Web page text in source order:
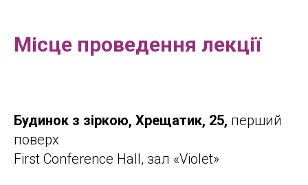
Місце проведення лекції
Будинок з зіркою, Хрещатик, 25, перший
поверх
First Conference Hall, зал «Violet»